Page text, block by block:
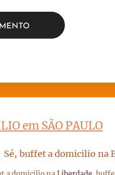
em SÃO PAULO
Sé, buffet a domicilio na